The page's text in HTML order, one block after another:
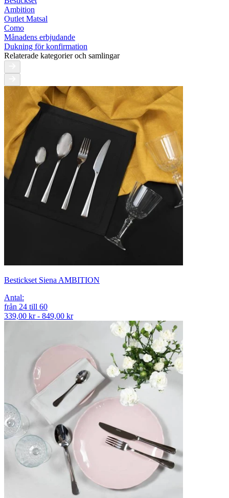
Ambition
Outlet Matsal
Como
Månadens erbjudande
Dukning för konfirmation
Relaterade kategorier och samlingar
Bestickset Siena AMBITION
Antal:
från 24 till 60
339,00 kr - 849,00 kr